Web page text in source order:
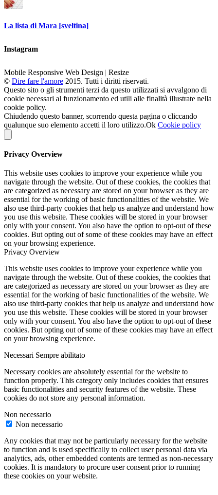
La lista di Mara [sveltina]
Instagram
Mobile Responsive Web Design | Resize
© Dire fare l'amore 2015. Tutti i diritti riservati.
Questo sito o gli strumenti terzi da questo utilizzati si avvalgono di
cookie necessari al funzionamento ed utili alle finalità illustrate nella
cookie policy.
Chiudendo questo banner, scorrendo questa pagina o cliccando
qualunque suo elemento accetti il loro utilizzo.Ok Cookie policy
Privacy Overview
This website uses cookies to improve your experience while you
navigate through the website. Out of these cookies, the cookies that
are categorized as necessary are stored on your browser as they are
essential for the working of basic functionalities of the website. We
also use third-party cookies that help us analyze and understand how
you use this website. These cookies will be stored in your browser
only with your consent. You also have the option to opt-out of these
cookies. But opting out of some of these cookies may have an effect
on your browsing experience.
Privacy Overview
This website uses cookies to improve your experience while you
navigate through the website. Out of these cookies, the cookies that
are categorized as necessary are stored on your browser as they are
essential for the working of basic functionalities of the website. We
also use third-party cookies that help us analyze and understand how
you use this website. These cookies will be stored in your browser
only with your consent. You also have the option to opt-out of these
cookies. But opting out of some of these cookies may have an effect
on your browsing experience.
Necessari Sempre abilitato
Necessary cookies are absolutely essential for the website to
function properly. This category only includes cookies that ensures
basic functionalities and security features of the website. These
cookies do not store any personal information.
Non necessario
Non necessario
Any cookies that may not be particularly necessary for the website
to function and is used specifically to collect user personal data via
analytics, ads, other embedded contents are termed as non-necessary
cookies. It is mandatory to procure user consent prior to running
these cookies on your website.